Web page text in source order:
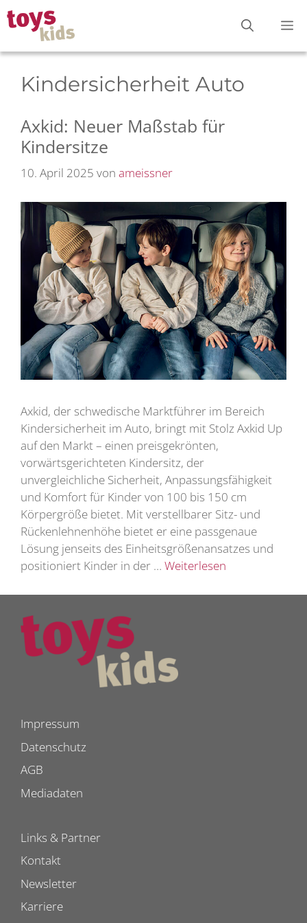
Zum
Inhalt
springen
Kindersicherheit Auto
Axkid: Neuer Maßstab für
Kindersitze
10. April 2025 von ameissner
Axkid, der schwedische Marktführer im Bereich
Kindersicherheit im Auto, bringt mit Stolz Axkid Up
auf den Markt – einen preisgekrönten,
vorwärtsgerichteten Kindersitz, der
unvergleichliche Sicherheit, Anpassungsfähigkeit
und Komfort für Kinder von 100 bis 150 cm
Körpergröße bietet. Mit verstellbarer Sitz- und
Rückenlehnenhöhe bietet er eine passgenaue
Lösung jenseits des Einheitsgrößenansatzes und
positioniert Kinder in der … Weiterlesen
Impressum
Datenschutz
AGB
Mediadaten
Links & Partner
Kontakt
Newsletter
Karriere